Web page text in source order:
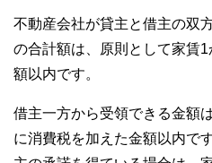
不動産会社が貸主と借主の双
の合計額は、原則として家賃
額以内です。
借主一方から受領できる金額
に消費税を加えた金額以内で